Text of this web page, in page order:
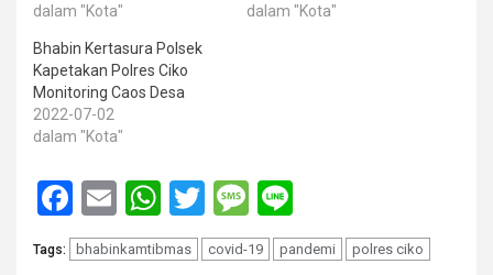
dalam "Kota"
dalam "Kota"
Bhabin Kertasura Polsek
Kapetakan Polres Ciko
Monitoring Caos Desa
2022-07-02
dalam "Kota"
Facebook
EmailWhatsApp
TwitterMessage
Tags: bhabinkamtibmas covid-19 pandemi polres ciko